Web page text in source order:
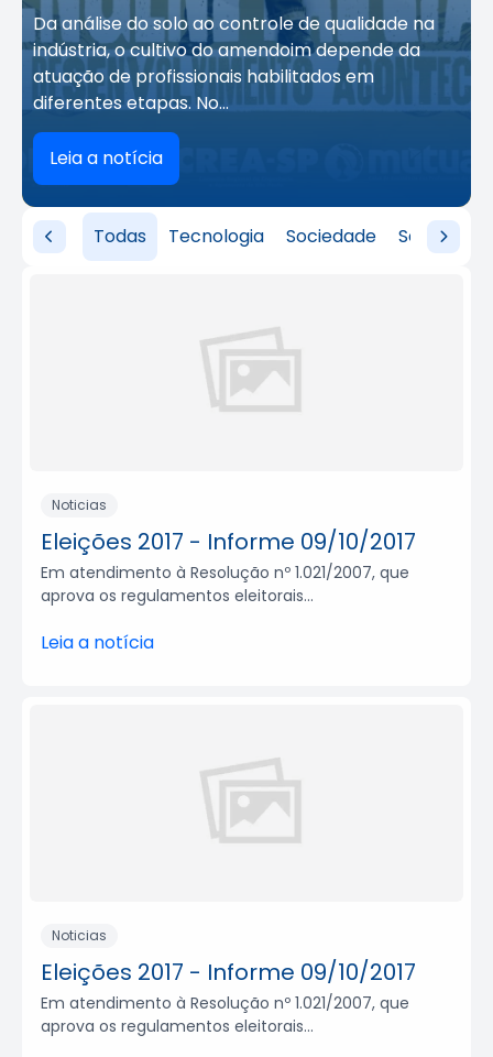
Da análise do solo ao controle de qualidade na
indústria, o cultivo do amendoim depende da
atuação de profissionais habilitados em
diferentes etapas. No...
Leia a notícia
Todas Tecnologia Sociedade Serviços
Noticias
Eleições 2017 - Informe 09/10/2017
Em atendimento à Resolução nº 1.021/2007, que
aprova os regulamentos eleitorais...
Leia a notícia
Noticias
Eleições 2017 - Informe 09/10/2017
Em atendimento à Resolução nº 1.021/2007, que
aprova os regulamentos eleitorais...